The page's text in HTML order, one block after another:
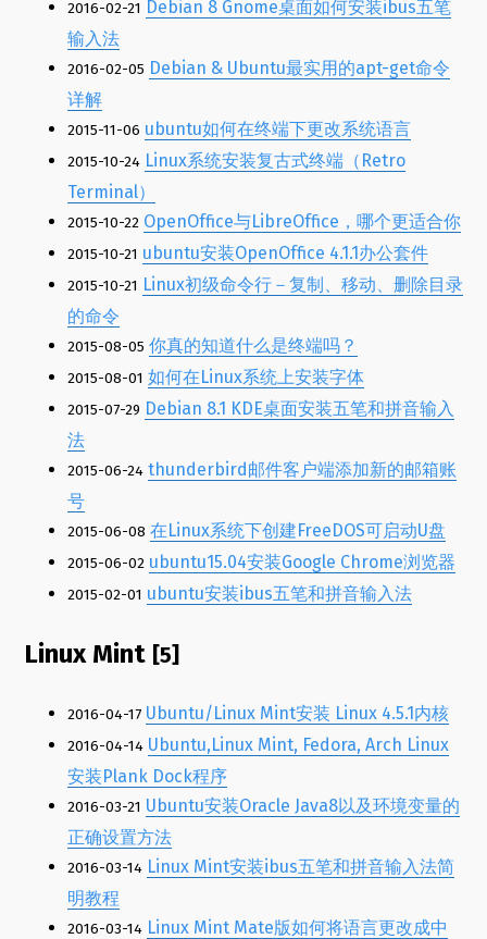
2016-02-21 Debian 8 Gnome桌面如何安装ibus五笔
输入法
2016-02-05 Debian & Ubuntu最实用的apt-get命令
详解
2015-11-06 ubuntu如何在终端下更改系统语言
2015-10-24 Linux系统安装复古式终端（Retro
Terminal）
2015-10-22 OpenOffice与LibreOffice，哪个更适合你
2015-10-21 ubuntu安装OpenOffice 4.1.1办公套件
2015-10-21 Linux初级命令行－复制、移动、删除目录
的命令
2015-08-05 你真的知道什么是终端吗？
2015-08-01 如何在Linux系统上安装字体
2015-07-29 Debian 8.1 KDE桌面安装五笔和拼音输入
法
2015-06-24 thunderbird邮件客户端添加新的邮箱账
号
2015-06-08 在Linux系统下创建FreeDOS可启动U盘
2015-06-02 ubuntu15.04安装Google Chrome浏览器
2015-02-01 ubuntu安装ibus五笔和拼音输入法
Linux Mint [5]
2016-04-17 Ubuntu/Linux Mint安装 Linux 4.5.1内核
2016-04-14 Ubuntu,Linux Mint, Fedora, Arch Linux
安装Plank Dock程序
2016-03-21 Ubuntu安装Oracle Java8以及环境变量的
正确设置方法
2016-03-14 Linux Mint安装ibus五笔和拼音输入法简
明教程
2016-03-14 Linux Mint Mate版如何将语言更改成中